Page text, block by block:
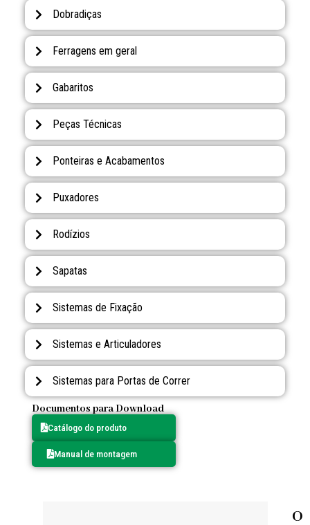
Dobradiças
Ferragens em geral
Gabaritos
Peças Técnicas
Ponteiras e Acabamentos
Puxadores
Rodízios
Sapatas
Sistemas de Fixação
Sistemas e Articuladores
Sistemas para Portas de Correr
Documentos para Download
Catálogo do produto
Manual de montagem